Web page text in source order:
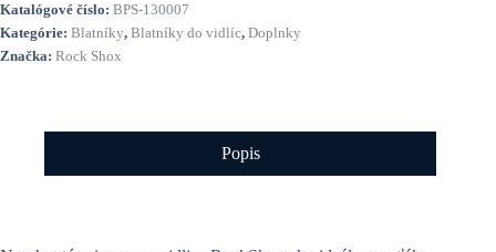
Katalógové číslo: BPS-130007
Kategórie: Blatníky, Blatníky do vidlíc, Doplnky
Značka: Rock Shox
Popis